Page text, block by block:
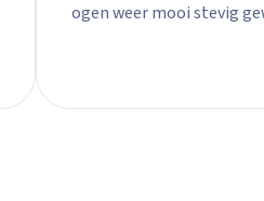
ogen weer mooi stevig